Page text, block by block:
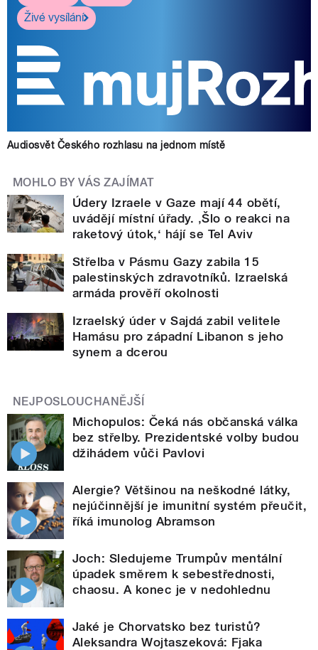
Živé vysílání
Audiosvět Českého rozhlasu na jednom místě
MOHLO BY VÁS ZAJÍMAT
Údery Izraele v Gaze mají 44 obětí,
uvádějí místní úřady. ‚Šlo o reakci na
raketový útok,‘ hájí se Tel Aviv
Střelba v Pásmu Gazy zabila 15
palestinských zdravotníků. Izraelská
armáda prověří okolnosti
Izraelský úder v Sajdá zabil velitele
Hamásu pro západní Libanon s jeho
synem a dcerou
NEJPOSLOUCHANĚJŠÍ
Michopulos: Čeká nás občanská válka
bez střelby. Prezidentské volby budou
džihádem vůči Pavlovi
Alergie? Většinou na neškodné látky,
nejúčinnější je imunitní systém přeučit,
říká imunolog Abramson
Joch: Sledujeme Trumpův mentální
úpadek směrem k sebestřednosti,
chaosu. A konec je v nedohlednu
Jaké je Chorvatsko bez turistů?
Aleksandra Wojtaszeková: Fjaka